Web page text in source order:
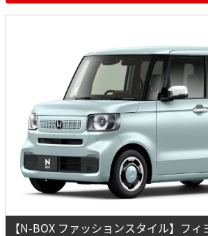
【N-BOX ファッションスタイル】フィ